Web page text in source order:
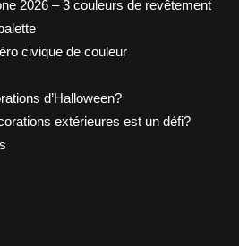
2026 – 3 couleurs de revêtement
civique de couleur
d’Halloween?
extérieures est un défi?